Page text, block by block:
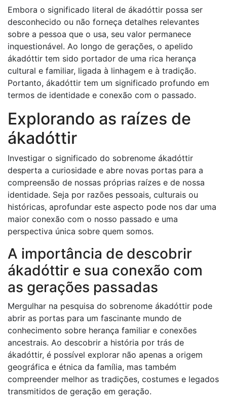
Embora o significado literal de ákadóttir possa ser
desconhecido ou não forneça detalhes relevantes
sobre a pessoa que o usa, seu valor permanece
inquestionável. Ao longo de gerações, o apelido
ákadóttir tem sido portador de uma rica herança
cultural e familiar, ligada à linhagem e à tradição.
Portanto, ákadóttir tem um significado profundo em
termos de identidade e conexão com o passado.
Explorando as raízes de
ákadóttir
Investigar o significado do sobrenome ákadóttir
desperta a curiosidade e abre novas portas para a
compreensão de nossas próprias raízes e de nossa
identidade. Seja por razões pessoais, culturais ou
históricas, aprofundar este aspecto pode nos dar uma
maior conexão com o nosso passado e uma
perspectiva única sobre quem somos.
A importância de descobrir
ákadóttir e sua conexão com
as gerações passadas
Mergulhar na pesquisa do sobrenome ákadóttir pode
abrir as portas para um fascinante mundo de
conhecimento sobre herança familiar e conexões
ancestrais. Ao descobrir a história por trás de
ákadóttir, é possível explorar não apenas a origem
geográfica e étnica da família, mas também
compreender melhor as tradições, costumes e legados
transmitidos de geração em geração.